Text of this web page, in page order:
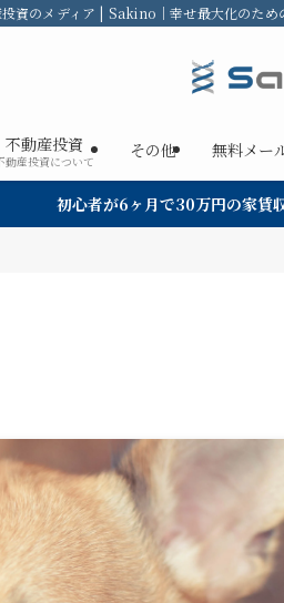
資のメディア | Sakino｜幸せ最大化のため
不動産投資
動産投資について
その他 無料メー
初心者が6ヶ月で30万円の家賃